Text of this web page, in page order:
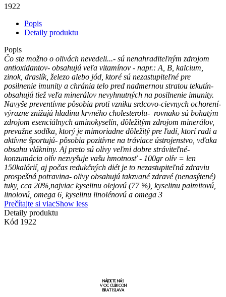
1922
Popis
Detaily produktu
Popis
Čo ste možno o olivách nevedeli...- sú nenahraditeľným zdrojom
antioxidantov- obsahujú veľa vitamínov - napr.: A, B, kalcium,
zinok, draslík, železo alebo jód, ktoré sú nezastupiteľné pre
posilnenie imunity a chránia telo pred nadmernou stratou tekutín-
obsahujú tiež veľa minerálov nevyhnutných na posilnenie imunity.
Navyše preventívne pôsobia proti vzniku srdcovo-cievnych ochorení-
výrazne znižujú hladinu krvného cholesterolu- rovnako sú bohatým
zdrojom esenciálnych aminokyselín, dôležitým zdrojom minerálov,
prevažne sodíka, ktorý je mimoriadne dôležitý pre ľudí, ktorí radi a
aktívne športujú- pôsobia pozitívne na tráviace ústrojenstvo, vďaka
obsahu vlákniny. Aj preto sú olivy veľmi dobre stráviteľné-
konzumácia olív nezvyšuje vašu hmotnosť - 100gr olív = len
150kalórií, aj počas redukčných diét je to nezastupiteľná zdraviu
prospešná potravina- olivy obsahujú takzvané zdravé (nenasýtené)
tuky, cca 20%,najviac kyselinu olejovú (77 %), kyselinu palmitovú,
linolovú, omega 6, kyselinu linolénovú a omega 3
Prečítajte si viacShow less
Detaily produktu
Kód 1922
NÁJDETE NÁS
V OC CUBICON
BRATISLAVA